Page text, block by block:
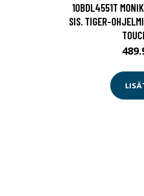
10BDL4551T
SIS. TIGER-